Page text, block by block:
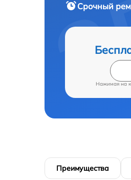
Срочный
Нажимая на
Преимущества